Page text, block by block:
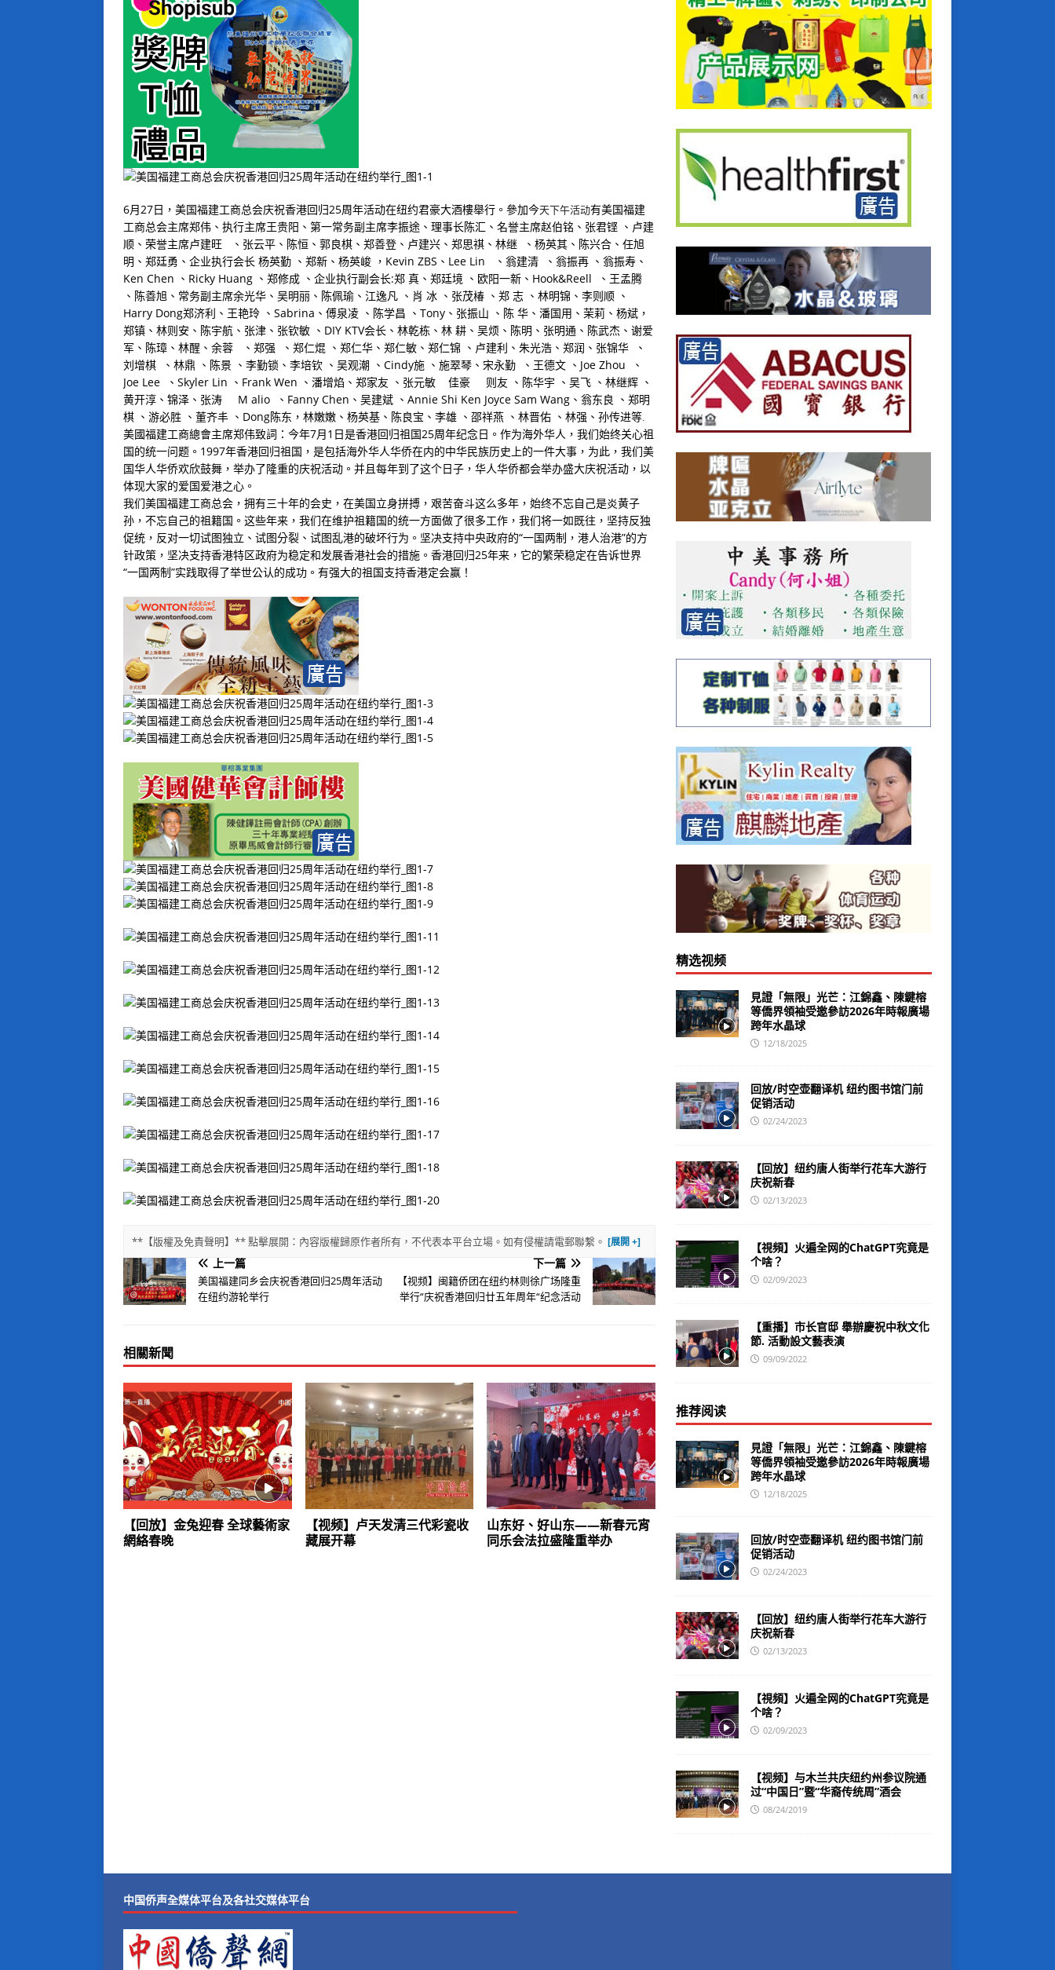
6月27日，美国福建工商总会庆祝香港回归25周年活动在纽约君豪大酒樓舉行。參加今天下午活动有美国福建
工商总会主席郑伟、执行主席王贵阳、第一常务副主席李振途、理事长陈汇、名誉主席赵伯铭、张君铿 、卢建
顺、荣誉主席卢建旺 、张云平、陈恒、郭良棋、郑善登、卢建兴、郑思祺、林继 、杨英其、陈兴合、任旭
明、郑廷勇、企业执行会长 杨英勤 、郑新、杨英峻 ，Kevin ZBS、Lee Lin 、翁建清 、翁振再 、翁振寿、
Ken Chen 、Ricky Huang 、郑修成 、企业执行副会长:郑 真、郑廷境 、欧阳一新、Hook&Reell 、王孟腾
、陈善旭、常务副主席余光华、吴明丽、陈佩瑜、江逸凡 、肖 冰 、张茂椿 、郑 志 、林明锦、李则顺 、
Harry Dong郑济利、王艳玲 、Sabrina、傅泉凌 、陈学昌 、Tony、张振山 、陈 华、潘国用、茉莉、杨斌，
郑镇、林则安、陈宇航、张津、张钦敏 、DIY KTV会长、林乾栋、林 耕、吴烦、陈明、张明通、陈武杰、谢爱
军、陈璋、林醒、余蓉 、郑强 、郑仁焜 、郑仁华、郑仁敏、郑仁锦 、卢建利、朱光浩、郑润、张锦华 、
刘增棋 、林鼎 、陈景 、李勤锁、李培钦 、吴观潮 、Cindy施 、施翠琴、宋永勤 、王德文 、Joe Zhou 、
Joe Lee 、Skyler Lin 、Frank Wen 、潘增焰、郑家友 、张元敏 佳豪 则友 、陈华宇 、吴飞 、林继辉 、
黄开淳、锦泽、张涛 M alio 、Fanny Chen、吴建斌 、Annie Shi Ken Joyce Sam Wang、翁东良 、郑明
棋 、游必胜 、董齐丰 、Dong陈东，林嫩嫩、杨英基、陈良宝、李雄 、邵祥燕 、林晋佑 、林强、孙传进等.
美國福建工商總會主席郑伟致詞：今年7月1日是香港回归祖国25周年纪念日。作为海外华人，我们始终关心祖
国的统一问题。1997年香港回归祖国，是包括海外华人华侨在内的中华民族历史上的一件大事，为此，我们美
国华人华侨欢欣鼓舞，举办了隆重的庆祝活动。并且每年到了这个日子，华人华侨都会举办盛大庆祝活动，以
体现大家的爱国爱港之心。
我们美国福建工商总会，拥有三十年的会史，在美国立身拼搏，艰苦奋斗这么多年，始终不忘自己是炎黄子
孙，不忘自己的祖籍国。这些年来，我们在维护祖籍国的统一方面做了很多工作，我们将一如既往，坚持反独
促统，反对一切试图独立、试图分裂、试图乱港的破坏行为。坚决支持中央政府的“一国两制，港人治港”的方
针政策，坚决支持香港特区政府为稳定和发展香港社会的措施。香港回归25年来，它的繁荣稳定在告诉世界
“一国两制”实践取得了举世公认的成功。有强大的祖国支持香港定会赢！
**【版權及免責聲明】** 點擊展開：內容版權歸原作者所有，不代表本平台立場。如有侵權請電郵聯繫。
上一篇
美国福建同乡会庆祝香港回归25周年活动
在纽约游轮举行
下一篇
【视频】闽籍侨团在纽约林则徐广场隆重
举行“庆祝香港回归廿五年周年“纪念活动
相關新聞
【回放】金兔迎春 全球藝術家
網絡春晚
【视频】卢天发清三代彩瓷收
藏展开幕
山东好、好山东——新春元宵
同乐会法拉盛隆重举办
精选视频
見證「無限」光芒：江錦鑫、陳鍵榕
等僑界領袖受邀參訪2026年時報廣場
跨年水晶球
12/18/2025
回放/时空壶翻译机 纽约图书馆门前
促销活动
02/24/2023
【回放】纽约唐人街举行花车大游行
庆祝新春
02/13/2023
【視頻】火遍全网的ChatGPT究竟是
个啥？
02/09/2023
【重播】市长官邸 舉辦慶祝中秋文化
節. 活動設文藝表演
09/09/2022
推荐阅读
見證「無限」光芒：江錦鑫、陳鍵榕
等僑界領袖受邀參訪2026年時報廣場
跨年水晶球
12/18/2025
回放/时空壶翻译机 纽约图书馆门前
促销活动
02/24/2023
【回放】纽约唐人街举行花车大游行
庆祝新春
02/13/2023
【視頻】火遍全网的ChatGPT究竟是
个啥？
02/09/2023
【视频】与木兰共庆纽约州参议院通
过“中国日”暨“华裔传统周”酒会
08/24/2019
中国侨声全媒体平台及各社交媒体平台